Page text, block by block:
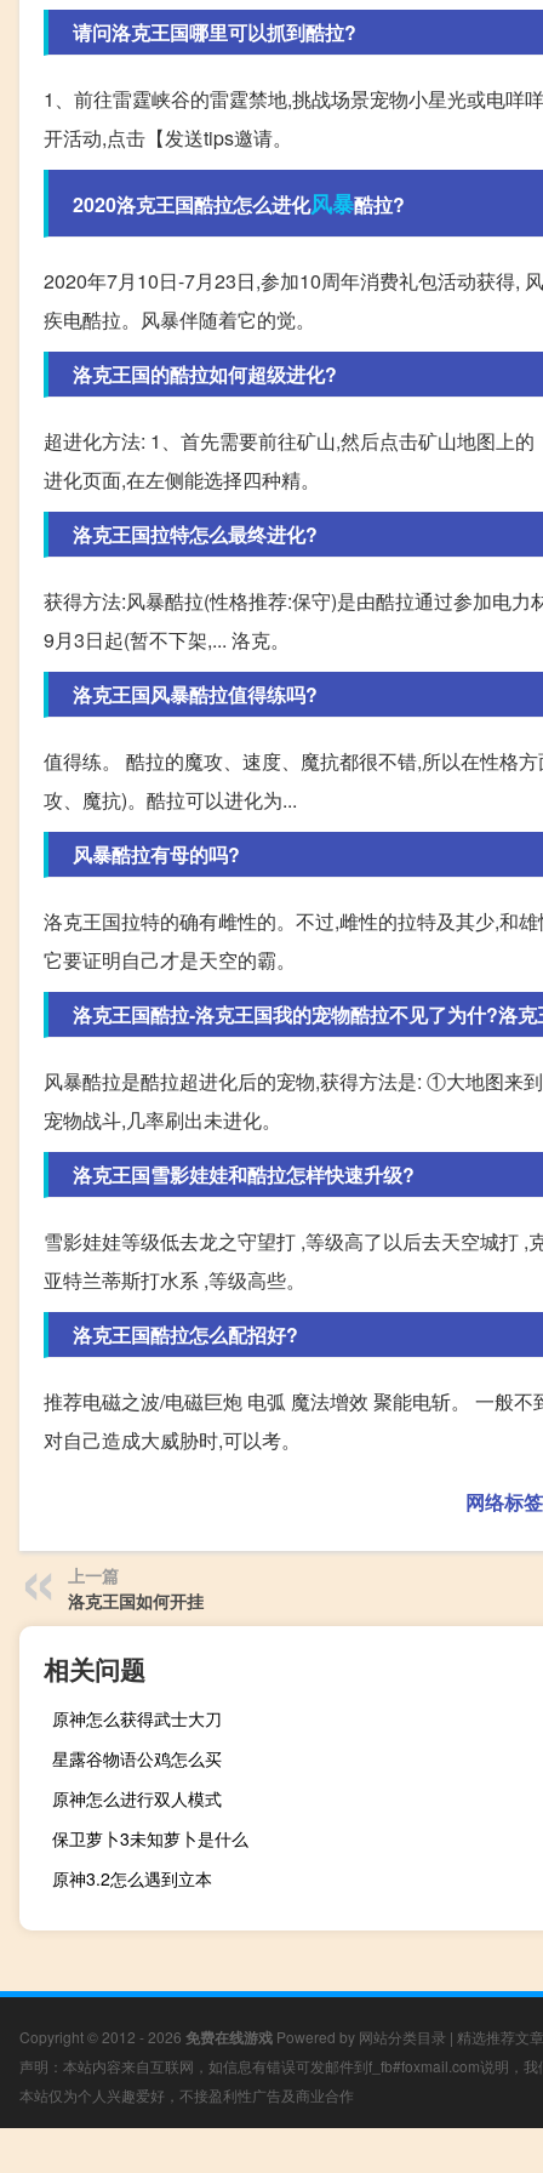
请问洛克王国哪里可以抓到酷拉?
1、前往雷霆峡谷的雷霆禁地,挑战场景宠物小星光或电咩
开活动,点击【发送tips邀请。
2020洛克王国酷拉怎么进化风暴酷拉?
2020年7月10日-7月23日,参加10周年消费礼包活动获得,
疾电酷拉。风暴伴随着它的觉。
洛克王国的酷拉如何超级进化?
超进化方法: 1、首先需要前往矿山,然后点击矿山地图上
进化页面,在左侧能选择四种精。
洛克王国拉特怎么最终进化?
获得方法:风暴酷拉(性格推荐:保守)是由酷拉通过参加电
9月3日起(暂不下架,... 洛克。
洛克王国风暴酷拉值得练吗?
值得练。 酷拉的魔攻、速度、魔抗都很不错,所以在性格
攻、魔抗)。酷拉可以进化为...
风暴酷拉有母的吗?
洛克王国拉特的确有雌性的。不过,雌性的拉特及其少,和
它要证明自己才是天空的霸。
洛克王国酷拉-洛克王国我的宠物酷拉不见了为什?洛
风暴酷拉是酷拉超进化后的宠物,获得方法是: ①大地图
宠物战斗,几率刷出未进化。
洛克王国雪影娃娃和酷拉怎样快速升级?
雪影娃娃等级低去龙之守望打 ,等级高了以后去天空城打
亚特兰蒂斯打水系 ,等级高些。
洛克王国酷拉怎么配招好?
推荐电磁之波/电磁巨炮 电弧 魔法增效 聚能电斩。 一般
对自己造成大威胁时,可以考。
网络标
上一篇
洛克王国如何开挂
相关问题
原神怎么获得武士大刀
星露谷物语公鸡怎么买
原神怎么进行双人模式
保卫萝卜3未知萝卜是什么
原神3.2怎么遇到立本
Copyright © 2012 - 2026 免费在线游戏 Powered by 网站分类目录 | 精选推荐文章
声明：本站内容来自互联网，如信息有错误可发邮件到f_fb#foxmail.com说明，
本站仅为个人兴趣爱好，不接盈利性广告及商业合作